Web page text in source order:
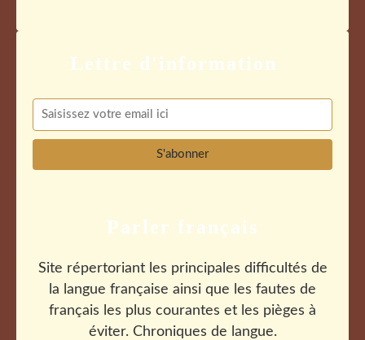
Parler français
Site répertoriant les principales difficultés de
la langue française ainsi que les fautes de
français les plus courantes et les pièges à
éviter. Chroniques de langue.